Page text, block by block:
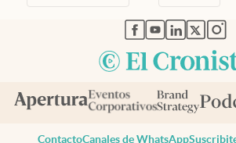
abre en nueva
abre enabre en
abre
ContactoCanales de WhatsApp